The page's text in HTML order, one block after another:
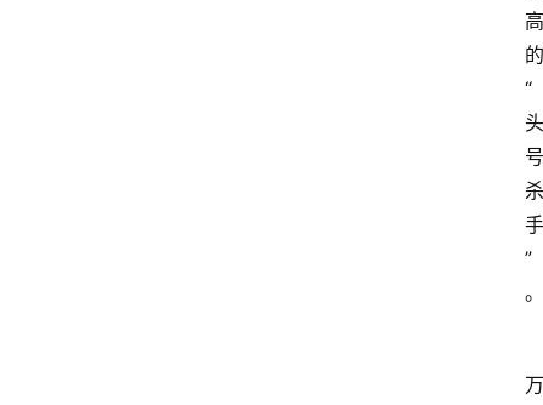
高
的
“
头
号
杀
手
”
。
万